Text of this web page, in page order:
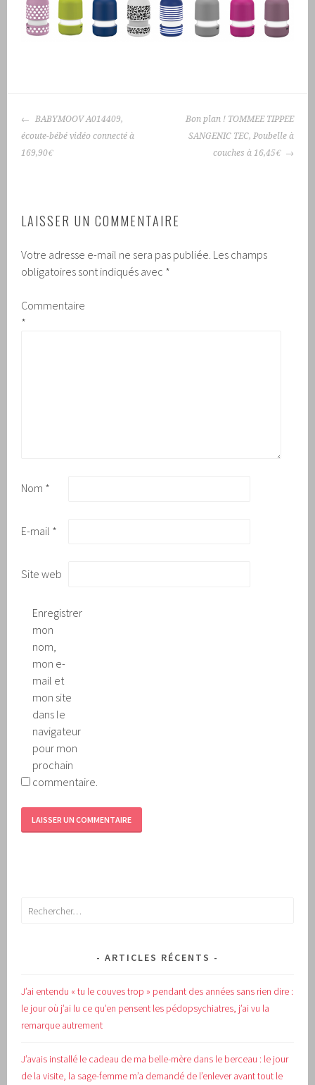
NAVIGATION
DES
ARTICLES
BABYMOOV A014409,
écoute-bébé vidéo connecté à
169,90€
Bon plan ! TOMMEE TIPPEE
SANGENIC TEC, Poubelle à
couches à 16,45€
LAISSER UN COMMENTAIRE
Votre adresse e-mail ne sera pas publiée. Les champs
obligatoires sont indiqués avec *
Commentaire
*
Nom *
E-mail *
Site web
Enregistrer
mon
nom,
mon e-
mail et
mon site
dans le
navigateur
pour mon
prochain
commentaire.
Rechercher :
ARTICLES RÉCENTS
J’ai entendu « tu le couves trop » pendant des années sans rien dire :
le jour où j’ai lu ce qu’en pensent les pédopsychiatres, j’ai vu la
remarque autrement
J’avais installé le cadeau de ma belle-mère dans le berceau : le jour
de la visite, la sage-femme m’a demandé de l’enlever avant tout le